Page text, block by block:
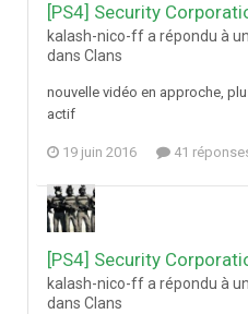
[PS4] Security
kalash-nico-ff a répondu à
dans Clans
nouvelle vidéo en approche,
actif
19 juin 2016 41
[PS4] Security
kalash-nico-ff a répondu à
dans Clans